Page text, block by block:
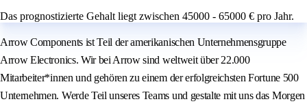
Das prognostizierte Gehalt liegt zwischen 45000 - 65000 € pro Jahr.
Arrow Components ist Teil der amerikanischen Unternehmensgruppe
Arrow Electronics. Wir bei Arrow sind weltweit über 22.000
Mitarbeiter*innen und gehören zu einem der erfolgreichsten Fortune 500
Unternehmen. Werde Teil unseres Teams und gestalte mit uns das Morgen